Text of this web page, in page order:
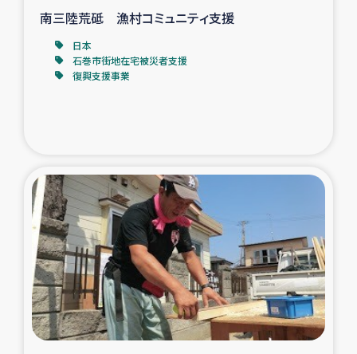
女性グループPIFWANITAによる食品加工事業
ミャンマー緊急支援
タイ国境ミャンマー移民子ども支援
漁民によるマングローブ植林活動
レバノンでのシリア難民への食糧・越冬支援
南三陸荒砥 漁村コミュニティ支援
日本
石巻市街地在宅被災者支援
復興支援事業